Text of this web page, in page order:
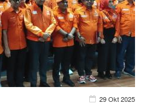
29 Okt 2025